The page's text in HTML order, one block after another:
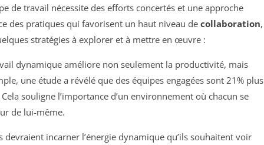
de travail nécessite des efforts concertés et une approche
des pratiques qui favorisent un haut niveau de collaboration,
stratégies à explorer et à mettre en œuvre :
dynamique améliore non seulement la productivité, mais
une étude a révélé que des équipes engagées sont 21% plus
souligne l’importance d’un environnement où chacun se
de lui-même.
devraient incarner l’énergie dynamique qu’ils souhaitent voir